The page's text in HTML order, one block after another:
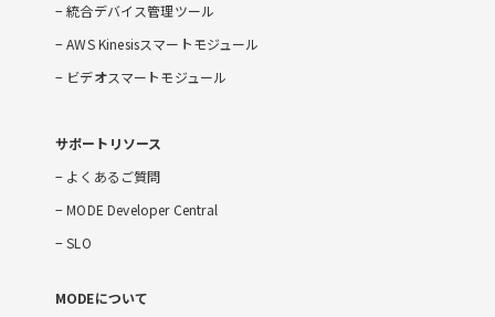
統合デバイス管理ツール
AWS Kinesisスマートモジュール
ビデオスマートモジュール
サポートリソース
よくあるご質問
MODE Developer Central
SLO
MODEについて